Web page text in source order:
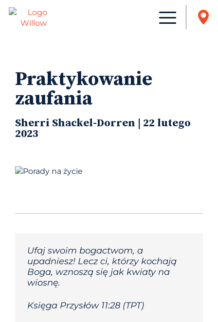
Praktykowanie
zaufania
Sherri Shackel-Dorren | 22 lutego
2023
Ufaj swoim bogactwom, a
upadniesz! Lecz ci, którzy kochają
Boga, wznoszą się jak kwiaty na
wiosnę.
Księga Przysłów 11:28 (TPT)